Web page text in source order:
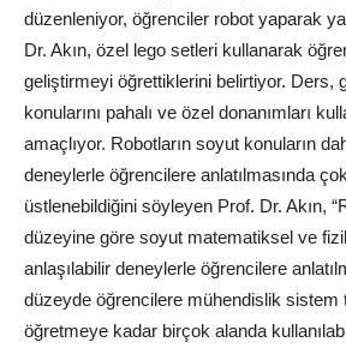
düzenleniyor, öğrenciler robot yaparak
Dr. Akın, özel lego setleri kullanarak
geliştirmeyi öğrettiklerini belirtiyor. Ders,
konularını pahalı ve özel donanımları
amaçlıyor. Robotların soyut konuların
deneylerle öğrencilere anlatılmasında
üstlenebildiğini söyleyen Prof. Dr. Akın,
düzeyine göre soyut matematiksel ve
anlaşılabilir deneylerle öğrencilere
düzeyde öğrencilere mühendislik sistem
öğretmeye kadar birçok alanda